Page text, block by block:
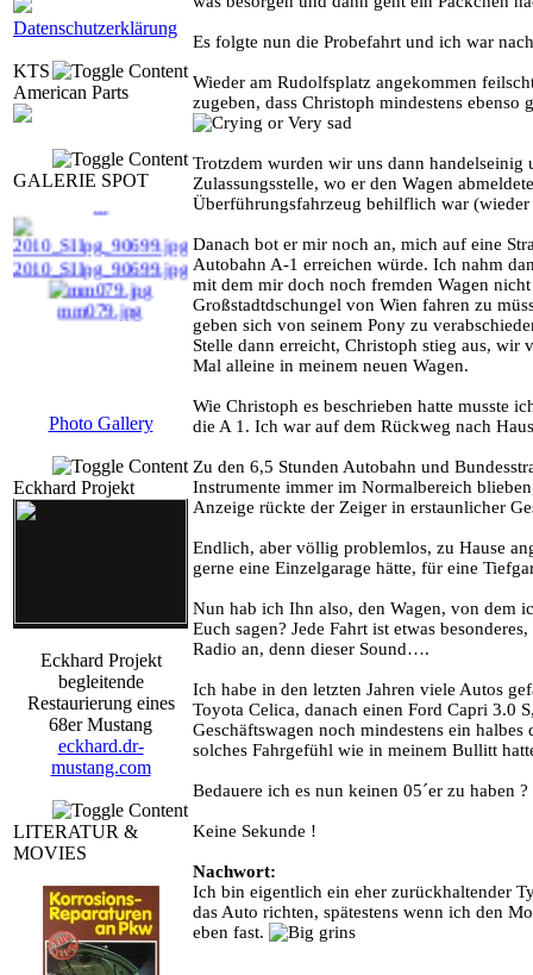
Datenschutzerklärung
KTS
American Parts
GALERIE SPOT
ess_mo_14_90035.jpg
tursa_III_9_90118.jp
...
2010_SIIpg_90699.jpg
mm079.jpg
Photo Gallery
Eckhard Projekt
Eckhard Projekt
begleitende
Restaurierung eines
68er Mustang
eckhard.dr-
mustang.com
LITERATUR &
MOVIES
Es folgte nun die Probefahrt und ich war
Wieder am Rudolfsplatz angekommen
zugeben, dass Christoph mindestens
Trotzdem wurden wir uns dann
Zulassungsstelle, wo er den Wagen
Überführungsfahrzeug behilflich war
Danach bot er mir noch an, mich auf eine
Autobahn A-1 erreichen würde. Ich nahm
mit dem mir doch noch fremden Wagen
Großstadtdschungel von Wien fahren zu
geben sich von seinem Pony zu
Stelle dann erreicht, Christoph stieg aus, wir
Mal alleine in meinem neuen Wagen.
Wie Christoph es beschrieben hatte musste
die A 1. Ich war auf dem Rückweg nach
Zu den 6,5 Stunden Autobahn und
Instrumente immer im Normalbereich
Anzeige rückte der Zeiger in erstaunlicher
Endlich, aber völlig problemlos, zu Hause
gerne eine Einzelgarage hätte, für eine
Nun hab ich Ihn also, den Wagen, von dem
Euch sagen? Jede Fahrt ist etwas
Radio an, denn dieser Sound….
Ich habe in den letzten Jahren viele Autos
Toyota Celica, danach einen Ford Capri 3.0
Geschäftswagen noch mindestens ein
solches Fahrgefühl wie in meinem Bullitt
Bedauere ich es nun keinen 05´er zu haben ?
Keine Sekunde !
Nachwort:
Ich bin eigentlich ein eher zurückhaltender
das Auto richten, spätestens wenn ich den
eben fast.